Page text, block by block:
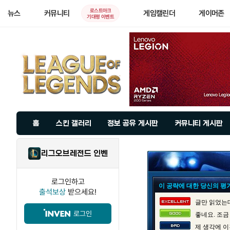
뉴스 커뮤니티
로스트아크
기대평 이벤트
게임캘린더 게이머존
홈 스킨 갤러리 정보 공유 게시판 커뮤니티 게시판
리그오브레전드 인벤
로그인하고
출석보상 받으세요!
로그인
이 공략에 대한 당신의 평
글만 읽었는
좋네요. 조
제 생각에